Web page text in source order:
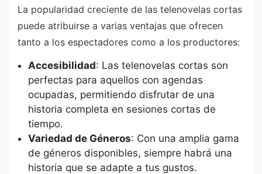
La popularidad creciente de las telenovelas cortas
puede atribuirse a varias ventajas que ofrecen
tanto a los espectadores como a los productores:
Accesibilidad: Las telenovelas cortas son
perfectas para aquellos con agendas
ocupadas, permitiendo disfrutar de una
historia completa en sesiones cortas de
tiempo.
Variedad de Géneros: Con una amplia gama
de géneros disponibles, siempre habrá una
historia que se adapte a tus gustos.